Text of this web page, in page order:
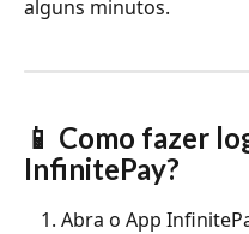
alguns minutos.
📱 Como fazer
InfinitePay?
Abra o App